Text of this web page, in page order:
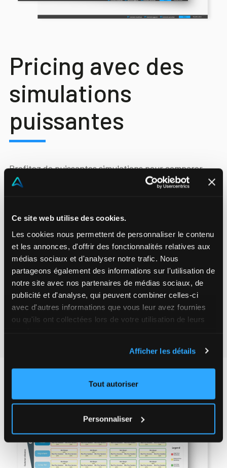
Ce site web utilise des cookies.
Les cookies nous permettent de personnaliser le contenu
et les annonces, d'offrir des fonctionnalités relatives aux
médias sociaux et d'analyser notre trafic. Nous
partageons également des informations sur l'utilisation de
notre site avec nos partenaires de médias sociaux, de
publicité et d'analyse, qui peuvent combiner celles-ci
avec d'autres informations que vous leur avez fournies
ou qu'ils ont collectées lors de votre utilisation de leurs
Afficher les détails
Tout autoriser
Personnaliser
Pricing avec des
simulations
puissantes
Profitez de puissantes simulations pour comparer
différentes
stratégies de fixation de prixet
que vous gérez.
Maximisez les résultats escomptés en termes de
revenus, de bénéfices ou de volumes en respectant
des critères librement définissables qui répondent au
mieux à votre logique d’entreprise. Utilisez ces
simulations pourdéterminer le prix de venteoptimal
et garantir uneoptimisation des prix continue.